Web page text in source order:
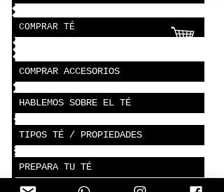
COMPRAR TÉ
COMPRAR ACCESORIOS
HABLEMOS SOBRE EL TÉ
TIPOS TÉ / PROPIEDADES
PREPARA TU TÉ